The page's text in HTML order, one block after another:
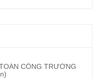
CÔNG TRƯỜNG